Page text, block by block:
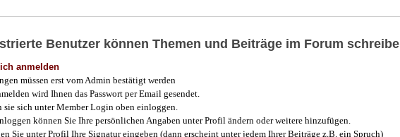
Benutzer können Themen und Beiträge im Forum
anmelden
müssen erst vom Admin bestätigt werden
wird Ihnen das Passwort per Email gesendet.
sie sich unter Member Login oben einloggen.
können Sie Ihre persönlichen Angaben unter Profil ändern oder weitere hinzufügen.
Sie unter Profil Ihre Signatur eingeben (dann erscheint unter jedem Ihrer Beiträge z.B. ein Spruch)